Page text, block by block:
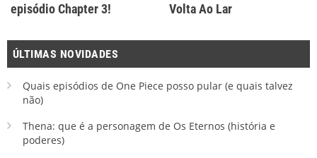
episódio Chapter 3!
Volta Ao Lar
ÚLTIMAS NOVIDADES
Quais episódios de One Piece posso pular (e quais talvez
não)
Thena: que é a personagem de Os Eternos (história e
poderes)